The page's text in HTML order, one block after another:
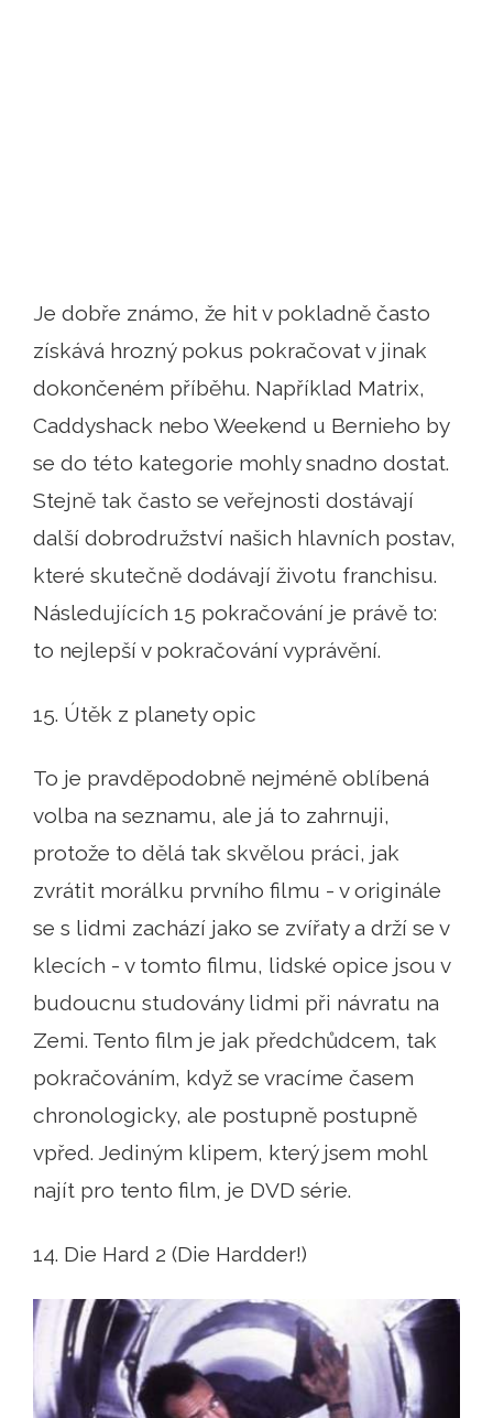
Je dobře známo, že hit v pokladně často
získává hrozný pokus pokračovat v jinak
dokončeném příběhu. Například Matrix,
Caddyshack nebo Weekend u Bernieho by
se do této kategorie mohly snadno dostat.
Stejně tak často se veřejnosti dostávají
další dobrodružství našich hlavních postav,
které skutečně dodávají životu franchisu.
Následujících 15 pokračování je právě to:
to nejlepší v pokračování vyprávění.
15. Útěk z planety opic
To je pravděpodobně nejméně oblíbená
volba na seznamu, ale já to zahrnuji,
protože to dělá tak skvělou práci, jak
zvrátit morálku prvního filmu - v originále
se s lidmi zachází jako se zvířaty a drží se v
klecích - v tomto filmu, lidské opice jsou v
budoucnu studovány lidmi při návratu na
Zemi. Tento film je jak předchůdcem, tak
pokračováním, když se vracíme časem
chronologicky, ale postupně postupně
vpřed. Jediným klipem, který jsem mohl
najít pro tento film, je DVD série.
14. Die Hard 2 (Die Hardder!)